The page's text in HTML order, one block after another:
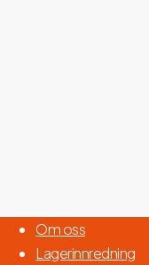
Lukk
Meny
Om oss
Lagerinnredning